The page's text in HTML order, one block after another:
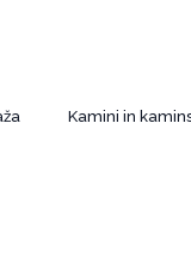
Kamini in